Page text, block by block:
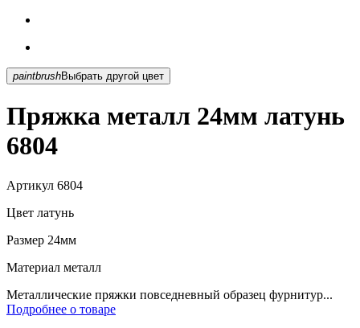
paintbrush Выбрать другой цвет
Пряжка металл 24мм латунь
6804
Артикул 6804
Цвет латунь
Размер 24мм
Материал металл
Металлические пряжки повседневный образец фурнитур...
Подробнее о товаре